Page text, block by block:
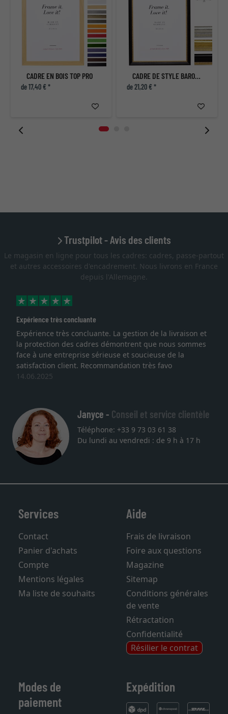
CADRE EN BOIS TOP PRO
de 17,40 € *
CADRE DE STYLE BAROQUE BOULAY
de 21,20 € *
Trustpilot - Avis des clients
Le magasin en ligne pour tous les cadres: cadres, passe-partout
et autres accessoires d'encadrement. Nous livrons en France
depuis l'Allemagne.
Expérience très concluante
Expérience très concluante. La gestion de la livraison et
la protection des cadres démontrent que nous sommes
face à une entreprise sérieuse et soucieuse de la
satisfaction client. Recommandation très favo
14.06.2025
Janyce - Conseil et service clientèle
Téléphone: +33 9 73 03 61 38
Services
Contact
Panier d'achats
Compte
Mentions légales
Aide
Frais de livraison
Foire aux questions
Magazine
Sitemap
Conditions générales
de vente
Rétractation
Confidentialité
Résilier le contrat
Modes de
Expédition